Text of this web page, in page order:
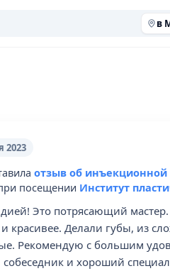
в
2023
отзыв об инъекционной
посещении Институт
Это потрясающий
красивее. Делали губы, из
Рекомендую с большим
и хороший